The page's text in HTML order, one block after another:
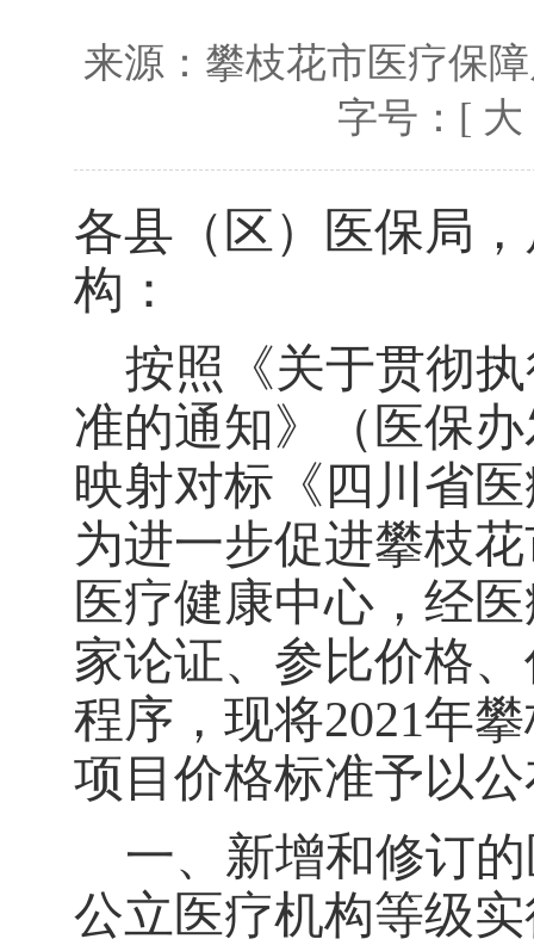
来源： 攀枝花市医疗保
字号：[ 大
各县（区）医保局
构：
按照《关于贯彻
准的通知》（医保
映射对标《四川省
为进一步促进攀枝
医疗健康中心，经
家论证、参比价格
程序，现将2021年
项目价格标准予以
一、新增和修订
公立医疗机构等级